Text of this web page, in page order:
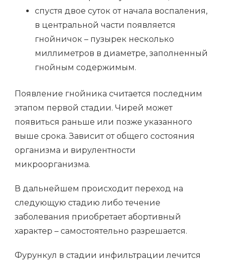
спустя двое суток от начала воспаления,
в центральной части появляется
гнойничок – пузырек несколько
миллиметров в диаметре, заполненный
гнойным содержимым.
Появление гнойника считается последним
этапом первой стадии. Чирей может
появиться раньше или позже указанного
выше срока. Зависит от общего состояния
организма и вирулентности
микроорганизма.
В дальнейшем происходит переход на
следующую стадию либо течение
заболевания приобретает абортивный
характер – самостоятельно разрешается.
Фурункул в стадии инфильтрации лечится